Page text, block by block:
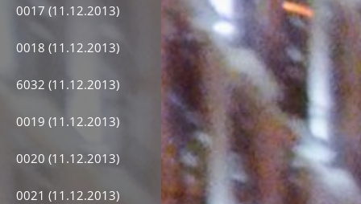
0017 (11.12.2013)
0018 (11.12.2013)
6032 (11.12.2013)
0019 (11.12.2013)
0020 (11.12.2013)
0021 (11.12.2013)